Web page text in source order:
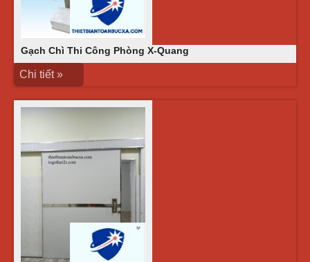
Gạch Chì Thi Công Phòng X-Quang
Chi tiết »